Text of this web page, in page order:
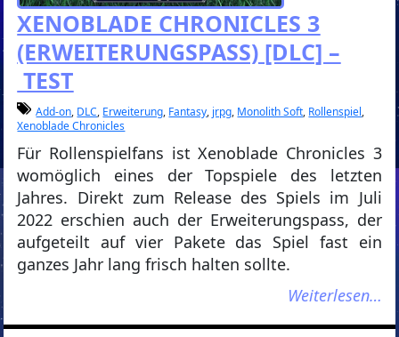
XENOBLADE CHRONICLES 3
(ERWEITERUNGSPASS) [DLC] –
TEST
Add-on, DLC, Erweiterung, Fantasy, jrpg, Monolith Soft, Rollenspiel,
Xenoblade Chronicles
Für Rollenspielfans ist Xenoblade Chronicles 3
womöglich eines der Topspiele des letzten
Jahres. Direkt zum Release des Spiels im Juli
2022 erschien auch der Erweiterungspass, der
aufgeteilt auf vier Pakete das Spiel fast ein
ganzes Jahr lang frisch halten sollte.
Weiterlesen…